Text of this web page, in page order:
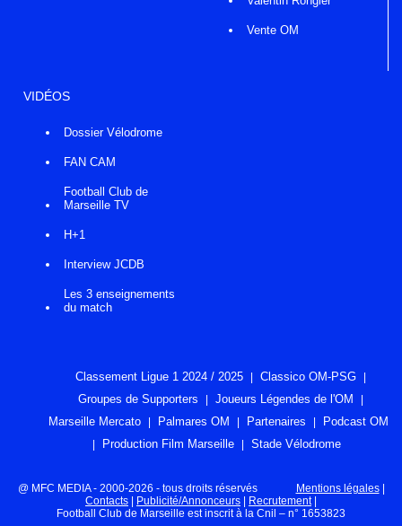
Vente OM
VIDÉOS
Dossier Vélodrome
FAN CAM
Football Club de
Marseille TV
H+1
Interview JCDB
Les 3 enseignements
du match
Classement Ligue 1 2024 / 2025
Classico OM-PSG
Groupes de Supporters
Joueurs Légendes de l'OM
Marseille Mercato
Palmares OM Partenaires
Podcast OM
Production Film Marseille
Stade Vélodrome
@ MFC MEDIA - 2000-2026 - tous droits réservés Mentions légales|
Contacts
Publicité/Annonceurs Recrutement|
Football Club de Marseille est inscrit à la Cnil – n° 1653823